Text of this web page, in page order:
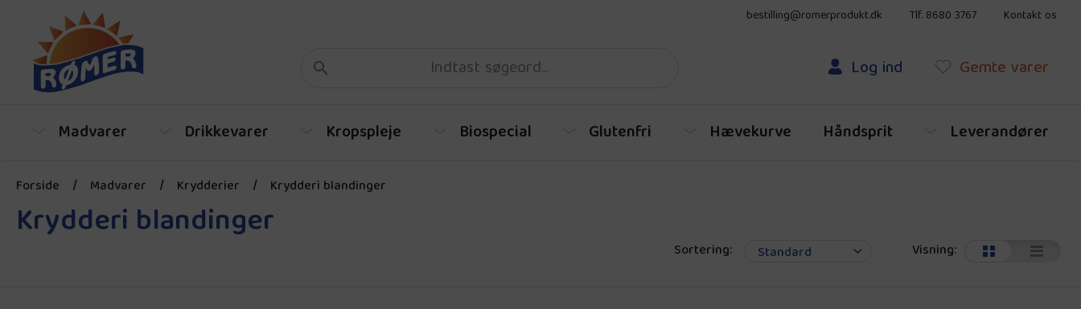
bestilling@romerprodukt.dk Tlf. 8680 3767 Kontakt os
Log ind Gemte varer
Madvarer Drikkevarer Kropspleje Biospecial Glutenfri Hævekurve Håndsprit Leverandører
Forside / Madvarer / Krydderier / Krydderi blandinger
Krydderi blandinger
Sortering: Visning: